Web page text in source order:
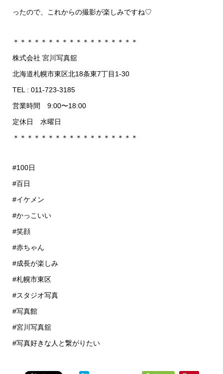
ったので、これからの撮影が楽しみですね♡
＊＊＊＊＊＊＊＊＊＊＊＊＊＊＊＊＊＊
株式会社 宮川写真舘
北海道札幌市東区北18条東7丁目1-30
TEL : 011-723-3185
営業時間 9:00〜18:00
定休日 水曜日
＊＊＊＊＊＊＊＊＊＊＊＊＊＊＊＊＊＊
#100日
#百日
#イケメン
#かっこいい
#笑顔
#赤ちゃん
#成長が楽しみ
#札幌市東区
#スタジオ写真
#写真館
#宮川写真舘
#写真好きな人と繋がりたい